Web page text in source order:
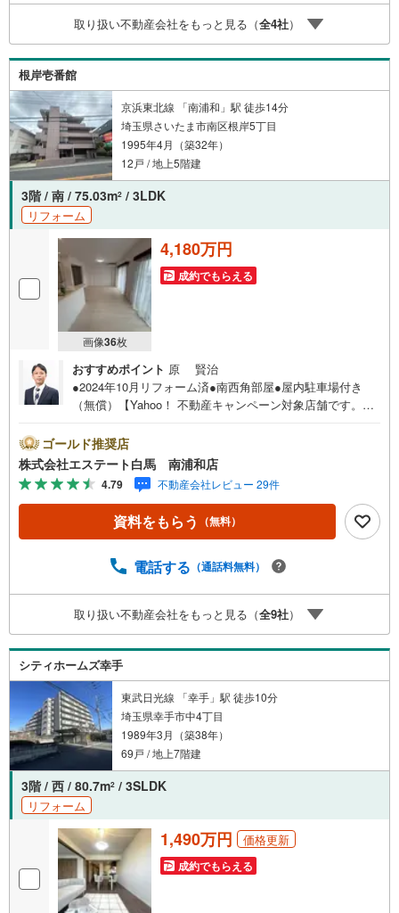
が自慢のお店です。5.提携FPへの無料個別相談サービス社
外の中立的なファイナンシャルプランナーと無料相談。ロ
ーン返済について、老後や学費等も含めたシミュレーショ
ンをご提案できます。（自己紹介）三代目大宮っ子です
取り扱い不動産会社をもっと見る（全4社）
根岸壱番館
京浜東北線 「南浦和」駅 徒歩14分
埼玉県さいたま市南区根岸5丁目
1995年4月（築32年）
12戸 / 地上5階建
3階 / 南 / 75.03m2 / 3LDK
リフォーム
画像36枚
4,180万円
成約でもらえる
おすすめポイント 原 賢治
●2024年10月リフォーム済●南西角部屋●屋内駐車場付き
（無償）【Yahoo！ 不動産キャンペーン対象店舗です。】
≪だからエステート白馬が選ばれる≫◆エステート白馬の5
大サポート◆1.FP相談サポート社外のファイナンシャルプ
ランナーと資金相談が出来ます。無料で何度でもお気軽
に。2.設備保証の延長サービス新築住宅は2年、中古住宅は
半年の設備修理サービスを無料で付帯しています3.注文住
宅「白馬の家」高気密・高断熱のフルオーダー住宅「白馬
作るのもお任せください4.見学時、建築士同行サービス見
するなどの無料サービスを行っています5.ご売却不動産の
買取保証一定期間で不動産売却ができなかった場合、予め
定めた金額で弊社が買取いたします
ゴールド推奨店
株式会社エステート白馬 南浦和店
4.79 不動産会社レビュー 29件
資料をもらう （無料）
電話する （通話料無料）
取り扱い不動産会社をもっと見る（全9社）
シティホームズ幸手
東武日光線 「幸手」駅 徒歩10分
埼玉県幸手市中4丁目
1989年3月（築38年）
69戸 / 地上7階建
3階 / 西 / 80.7m2 / 3SLDK
リフォーム
1,490万円 価格更新
成約でもらえる